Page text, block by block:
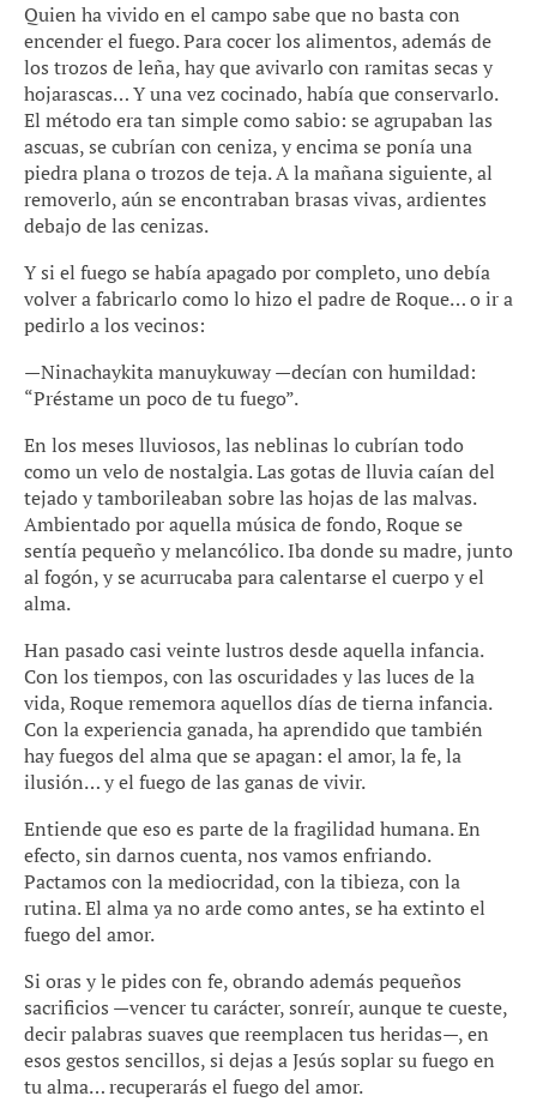
Quien ha vivido en el campo sabe que no basta con
encender el fuego. Para cocer los alimentos, además de
los trozos de leña, hay que avivarlo con ramitas secas y
hojarascas… Y una vez cocinado, había que conservarlo.
El método era tan simple como sabio: se agrupaban las
ascuas, se cubrían con ceniza, y encima se ponía una
piedra plana o trozos de teja. A la mañana siguiente, al
removerlo, aún se encontraban brasas vivas, ardientes
debajo de las cenizas.
Y si el fuego se había apagado por completo, uno debía
volver a fabricarlo como lo hizo el padre de Roque… o ir a
pedirlo a los vecinos:
—Ninachaykita manuykuway —decían con humildad:
“Préstame un poco de tu fuego”.
En los meses lluviosos, las neblinas lo cubrían todo
como un velo de nostalgia. Las gotas de lluvia caían del
tejado y tamborileaban sobre las hojas de las malvas.
Ambientado por aquella música de fondo, Roque se
sentía pequeño y melancólico. Iba donde su madre, junto
al fogón, y se acurrucaba para calentarse el cuerpo y el
alma.
Han pasado casi veinte lustros desde aquella infancia.
Con los tiempos, con las oscuridades y las luces de la
vida, Roque rememora aquellos días de tierna infancia.
Con la experiencia ganada, ha aprendido que también
hay fuegos del alma que se apagan: el amor, la fe, la
ilusión… y el fuego de las ganas de vivir.
Entiende que eso es parte de la fragilidad humana. En
efecto, sin darnos cuenta, nos vamos enfriando.
Pactamos con la mediocridad, con la tibieza, con la
rutina. El alma ya no arde como antes, se ha extinto el
fuego del amor.
Si oras y le pides con fe, obrando además pequeños
sacrificios —vencer tu carácter, sonreír, aunque te cueste,
decir palabras suaves que reemplacen tus heridas—, en
esos gestos sencillos, si dejas a Jesús soplar su fuego en
tu alma… recuperarás el fuego del amor.